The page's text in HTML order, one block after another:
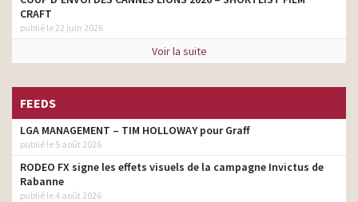
CRAFT
publié le 22 juin 2026
Voir la suite
FEEDS
LGA MANAGEMENT – TIM HOLLOWAY pour Graff
publié le 5 août 2026
RODEO FX signe les effets visuels de la campagne Invictus de
Rabanne
publié le 4 août 2026